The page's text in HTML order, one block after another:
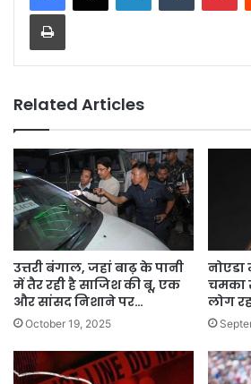
Print
Related Articles
उत्तरी बंगाल, जहां बाढ़ के पानी
में तैर रही है साजिश की बू, एक
और सांसद निशाने पर…
October 19, 2025
चमका
लोग